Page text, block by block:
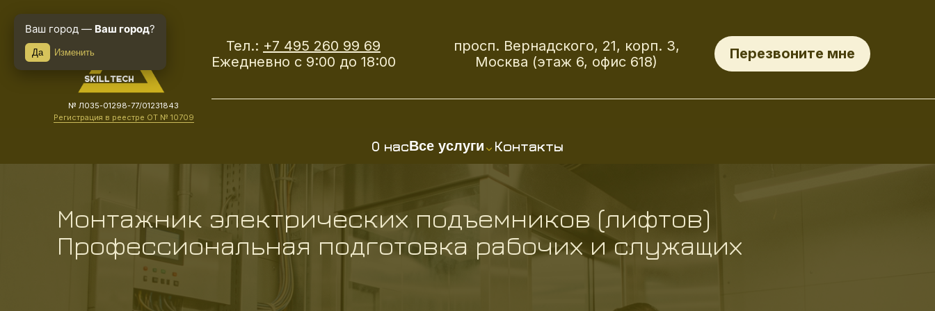
Тел.: +7 495 260 99 69
Ежедневно с 9:00 до 18:00
Перезвоните мне
просп. Вернадского, 21, корп. 3,
Москва (этаж 6, офис 618)
№ Л035-01298-77/01231843
Регистрация в реестре ОТ № 10709
О насВсе услуги Контакты
Монтажник электрических подъемников (лифтов)
Профессиональная подготовка рабочих и служащих
Ваш город — Ваш город?
Да Изменить